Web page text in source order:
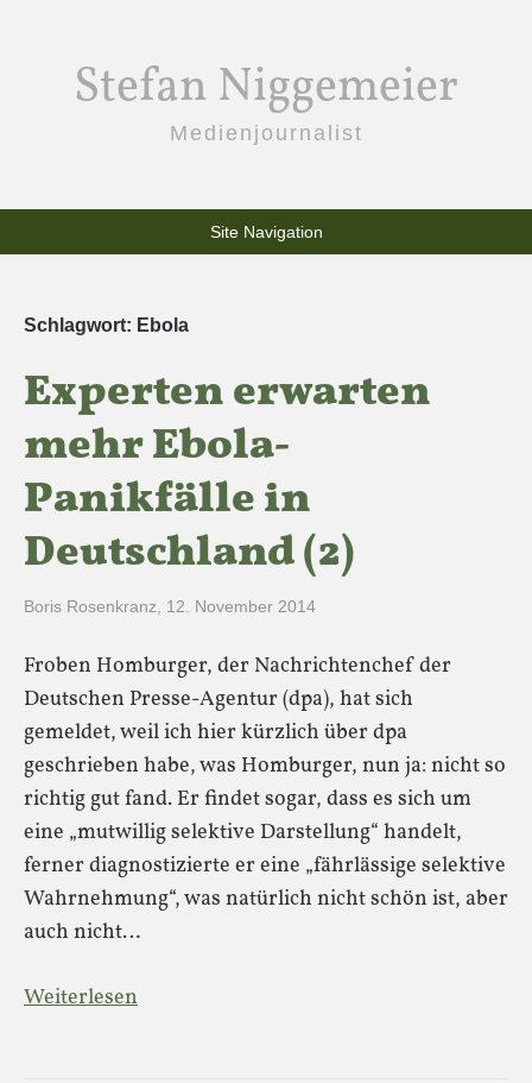
Stefan Niggemeier
Medienjournalist
Site Navigation
Schlagwort: Ebola
Experten erwarten
mehr Ebola-
Panikfälle in
Deutschland (2)
Boris Rosenkranz 12. November 2014
Froben Homburger, der Nachrichtenchef der
Deutschen Presse-Agentur (dpa), hat sich
gemeldet, weil ich hier kürzlich über dpa
geschrieben habe, was Homburger, nun ja: nicht so
richtig gut fand. Er findet sogar, dass es sich um
eine „mutwillig selektive Darstellung“ handelt,
ferner diagnostizierte er eine „fährlässige selektive
Wahrnehmung“, was natürlich nicht schön ist, aber
auch nicht…
Weiterlesen